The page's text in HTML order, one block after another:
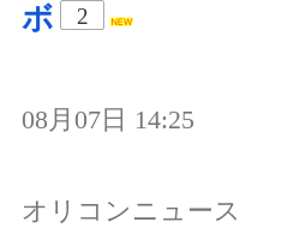
ボ
2
08月07日 14:25
オリコンニュース